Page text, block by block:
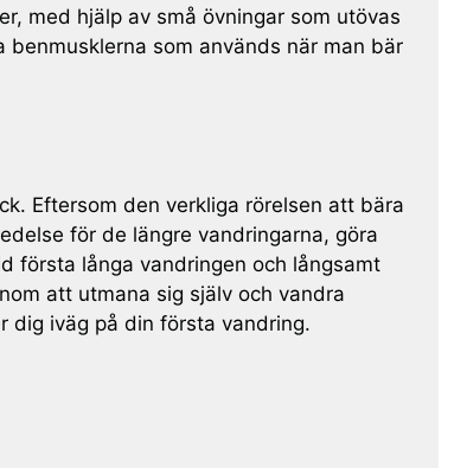
med hjälp av små övningar som utövas
som används när man bär
Eftersom den verkliga rörelsen att bära
för de längre vandringarna, göra
första långa vandringen och långsamt
att utmana sig själv och vandra
dig iväg på din första vandring.